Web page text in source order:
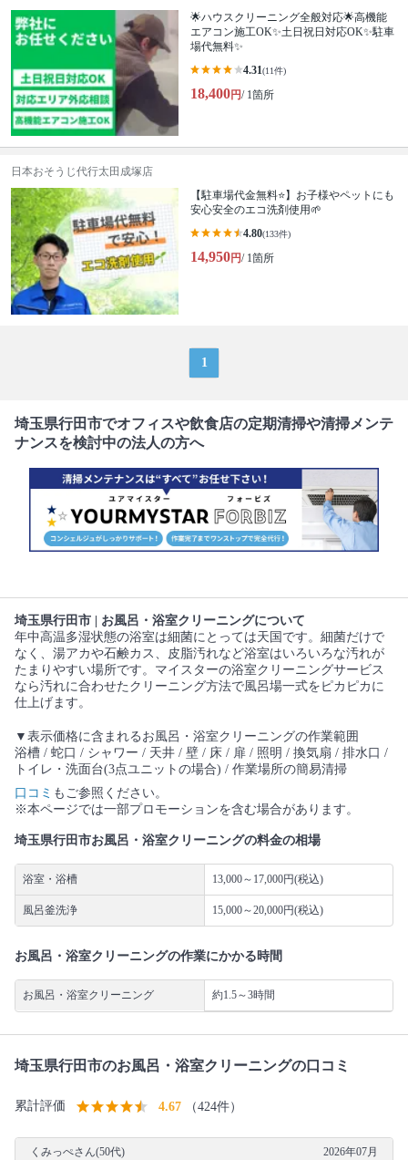
🌟ハウスクリーニング全般対応🌟高機能
エアコン施工OK✨土日祝日対応OK✨駐車
場代無料✨
4.31(11件)
18,400円/ 1箇所
日本おそうじ代行太田成塚店
【駐車場代金無料⭐️】お子様やペットにも
安心安全のエコ洗剤使用🌱
4.80(133件)
14,950円/ 1箇所
1
埼玉県行田市でオフィスや飲食店の定期清掃や清掃メンテ
ナンスを検討中の法人の方へ
埼玉県行田市 | お風呂・浴室クリーニングについて
年中高温多湿状態の浴室は細菌にとっては天国です。細菌だけで
なく、湯アカや石鹸カス、皮脂汚れなど浴室はいろいろな汚れが
たまりやすい場所です。マイスターの浴室クリーニングサービス
なら汚れに合わせたクリーニング方法で風呂場一式をピカピカに
仕上げます。
▼表示価格に含まれるお風呂・浴室クリーニングの作業範囲
浴槽 / 蛇口 / シャワー / 天井 / 壁 / 床 / 扉 / 照明 / 換気扇 / 排水口 /
トイレ・洗面台(3点ユニットの場合) / 作業場所の簡易清掃
口コミ もご参照ください。
※本ページでは一部プロモーションを含む場合があります。
埼玉県行田市お風呂・浴室クリーニングの料金の相場
浴室・浴槽 13,000～17,000円(税込)
風呂釜洗浄 15,000～20,000円(税込)
お風呂・浴室クリーニングの作業にかかる時間
お風呂・浴室クリーニング 約1.5～3時間
埼玉県行田市のお風呂・浴室クリーニングの口コミ
累計評価 4.67 （424件）
くみっぺさん(50代) 2026年07月